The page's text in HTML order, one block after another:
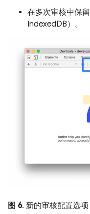
在多次审核中保
IndexedDB）。
图 6. 新的审核配置选项